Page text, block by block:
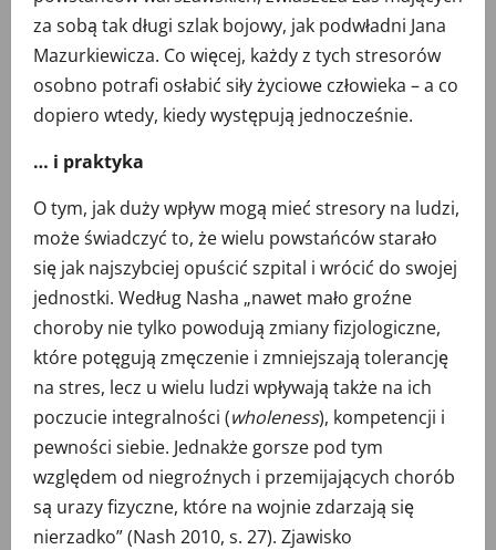
za sobą tak długi szlak bojowy, jak podwładni Jana
Mazurkiewicza. Co więcej, każdy z tych stresorów
osobno potrafi osłabić siły życiowe człowieka – a co
dopiero wtedy, kiedy występują jednocześnie.
… i praktyka
O tym, jak duży wpływ mogą mieć stresory na ludzi,
może świadczyć to, że wielu powstańców starało
się jak najszybciej opuścić szpital i wrócić do swojej
jednostki. Według Nasha „nawet mało groźne
choroby nie tylko powodują zmiany fizjologiczne,
które potęgują zmęczenie i zmniejszają tolerancję
na stres, lecz u wielu ludzi wpływają także na ich
poczucie integralności (wholeness), kompetencji i
pewności siebie. Jednakże gorsze pod tym
względem od niegroźnych i przemijających chorób
są urazy fizyczne, które na wojnie zdarzają się
nierzadko” (Nash 2010, s. 27). Zjawisko